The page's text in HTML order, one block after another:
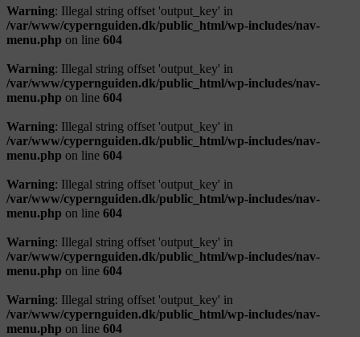
Warning: Illegal string offset 'output_key' in
/var/www/cypernguiden.dk/public_html/wp-includes/nav-
menu.php on line 604
Warning: Illegal string offset 'output_key' in
/var/www/cypernguiden.dk/public_html/wp-includes/nav-
menu.php on line 604
Warning: Illegal string offset 'output_key' in
/var/www/cypernguiden.dk/public_html/wp-includes/nav-
menu.php on line 604
Warning: Illegal string offset 'output_key' in
/var/www/cypernguiden.dk/public_html/wp-includes/nav-
menu.php on line 604
Warning: Illegal string offset 'output_key' in
/var/www/cypernguiden.dk/public_html/wp-includes/nav-
menu.php on line 604
Warning: Illegal string offset 'output_key' in
/var/www/cypernguiden.dk/public_html/wp-includes/nav-
menu.php on line 604